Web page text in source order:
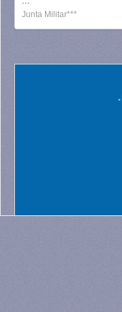
Junta Militar***